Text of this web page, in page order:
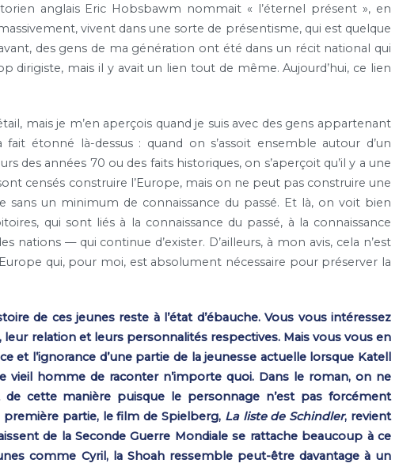
anglais Eric Hobsbawm nommait « l’éternel présent », en
vivent dans une sorte de présentisme, qui est quelque
des gens de ma génération ont été dans un récit national qui
dirigiste, mais il y avait un lien tout de même. Aujourd’hui, ce lien
mais je m’en aperçois quand je suis avec des gens appartenant
étonné là-dessus : quand on s’assoit ensemble autour d’un
des années 70 ou des faits historiques, on s’aperçoit qu’il y a une
censés construire l’Europe, mais on ne peut pas construire une
sans un minimum de connaissance du passé. Et là, on voit bien
qui sont liés à la connaissance du passé, à la connaissance
nations — qui continue d’exister. D’ailleurs, à mon avis, cela n’est
qui, pour moi, est absolument nécessaire pour préserver la
de ces jeunes reste à l’état d’ébauche. Vous vous intéressez
leur relation et leurs personnalités respectives. Mais vous vous en
et l’ignorance d’une partie de la jeunesse actuelle lorsque Katell
vieil homme de raconter n’importe quoi. Dans le roman, on ne
cette manière puisque le personnage n’est pas forcément
partie, le film de Spielberg, La liste de Schindler, revient
de la Seconde Guerre Mondiale se rattache beaucoup à ce
comme Cyril, la Shoah ressemble peut-être davantage à un